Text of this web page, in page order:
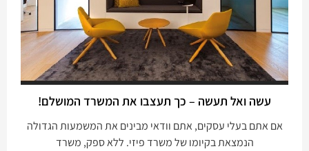
עשה ואל תעשה – כך תעצבו את המשרד המושלם!
אם אתם בעלי עסקים, אתם וודאי מבינים את המשמעות הגדולה
הנמצאת בקיומו של משרד פיזי. ללא ספק, משרד